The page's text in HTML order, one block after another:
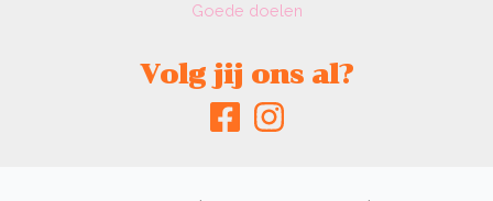
Goede doelen
Volg jij ons al?